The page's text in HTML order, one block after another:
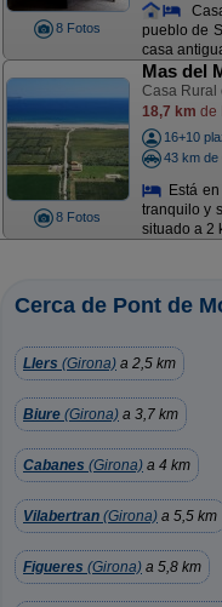
8 Fotos
pueblo de
casa
8 Fotos
Mas del
Casa Rural
18,7 km de
16+10
43 km de
Está
tranquilo y
situado a 2
Cerca de Pont de
Llers (Girona) a 2,5 km
Biure (Girona) a 3,7 km
Cabanes (Girona) a 4 km
Vilabertran (Girona) a 5,5 km
Figueres (Girona) a 5,8 km